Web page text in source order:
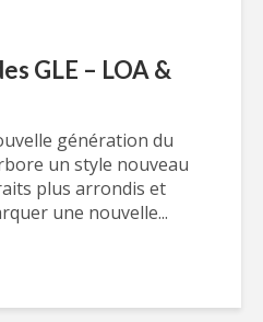
GLE – LOA &
génération du
un style nouveau
plus arrondis et
une nouvelle...